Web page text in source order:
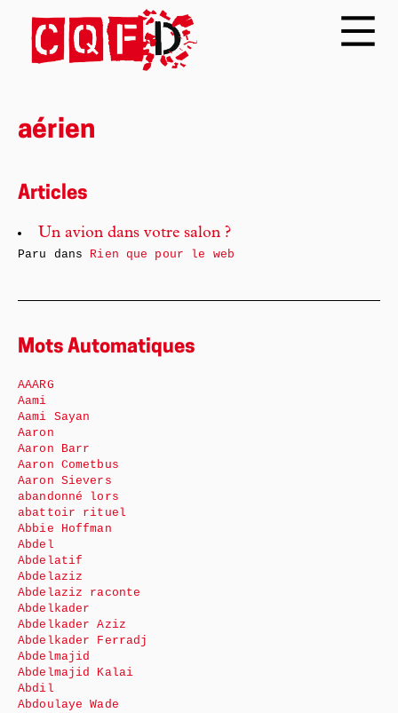
aérien
Articles
Un avion dans votre salon ?
Paru dans Rien que pour le web
Mots Automatiques
AAARG
Aami
Aami Sayan
Aaron
Aaron Barr
Aaron Cometbus
Aaron Sievers
abandonné lors
abattoir rituel
Abbie Hoffman
Abdel
Abdelatif
Abdelaziz
Abdelaziz raconte
Abdelkader
Abdelkader Aziz
Abdelkader Ferradj
Abdelmajid
Abdelmajid Kalai
Abdil
Abdoulaye Wade